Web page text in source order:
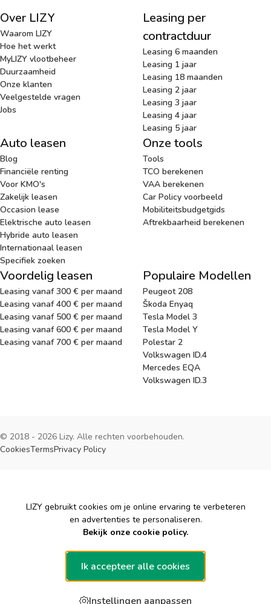
Over LIZY
Waarom LIZY
Hoe het werkt
MyLIZY vlootbeheer
Duurzaamheid
Onze klanten
Veelgestelde vragen
Jobs
Leasing per
contractduur
Leasing 6 maanden
Leasing 1 jaar
Leasing 18 maanden
Leasing 2 jaar
Leasing 3 jaar
Leasing 4 jaar
Leasing 5 jaar
Auto leasen
Blog
Financiële renting
Voor KMO's
Zakelijk leasen
Occasion lease
Elektrische auto leasen
Hybride auto leasen
Internationaal leasen
Specifiek zoeken
Onze tools
Tools
TCO berekenen
VAA berekenen
Car Policy voorbeeld
Mobiliteitsbudgetgids
Aftrekbaarheid berekenen
Voordelig leasen
Leasing vanaf 300 € per maand
Leasing vanaf 400 € per maand
Leasing vanaf 500 € per maand
Leasing vanaf 600 € per maand
Leasing vanaf 700 € per maand
Populaire Modellen
Peugeot 208
Škoda Enyaq
Tesla Model 3
Tesla Model Y
Polestar 2
Volkswagen ID.4
Mercedes EQA
Volkswagen ID.3
© 2018 - 2026 Lizy. Alle rechten voorbehouden.
CookiesTermsPrivacy Policy
Cookies
LIZY gebruikt cookies om je online ervaring te verbeteren
en advertenties te personaliseren.
Bekijk onze cookie policy.
Ik accepteer alle cookies
Instellingen aanpassen